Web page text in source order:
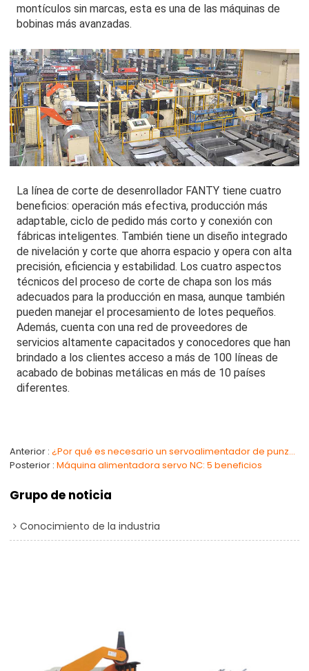
montículos sin marcas, esta es una de las máquinas de
bobinas más avanzadas.
La línea de corte de desenrollador FANTY tiene cuatro
beneficios: operación más efectiva, producción más
adaptable, ciclo de pedido más corto y conexión con
fábricas inteligentes. También tiene un diseño integrado
de nivelación y corte que ahorra espacio y opera con alta
precisión, eficiencia y estabilidad. Los cuatro aspectos
técnicos del proceso de corte de chapa son los más
adecuados para la producción en masa, aunque también
pueden manejar el procesamiento de lotes pequeños.
Además, cuenta con una red de proveedores de
servicios altamente capacitados y conocedores que han
brindado a los clientes acceso a más de 100 líneas de
acabado de bobinas metálicas en más de 10 países
diferentes.
Anterior
¿Por qué es necesario un servoalimentador de punzonado?
Posterior Máquina alimentadora servo NC: 5 beneficios
Grupo de noticia
Conocimiento de la industria